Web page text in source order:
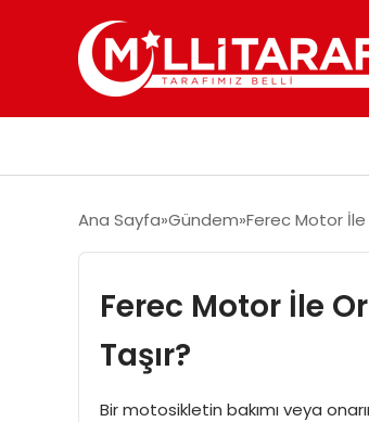
Ana Sayfa Gündem Ferec Motor
Ferec Motor İle
Taşır?
Bir motosikletin bakımı veya